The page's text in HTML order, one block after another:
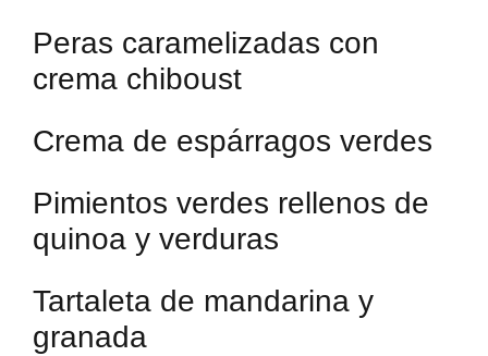
Peras caramelizadas con
crema chiboust
Crema de espárragos verdes
Pimientos verdes rellenos de
quinoa y verduras
Tartaleta de mandarina y
granada